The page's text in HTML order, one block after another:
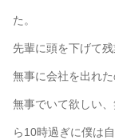
た。
先輩に頭を下げて残
無事に会社を出れた
無事でいて欲しい
ら10時過ぎに僕は